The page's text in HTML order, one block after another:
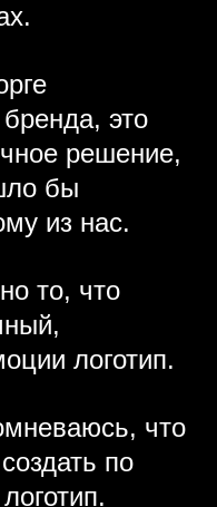
это
решение,
бы
из нас.
то, что
логотип.
что
по